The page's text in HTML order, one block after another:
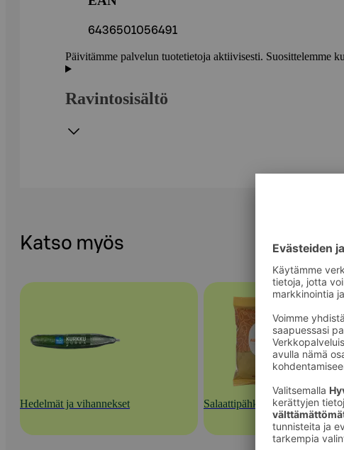
6436501056491
Päivitämme palvelun tuotetietoja aktiivisesti. Suosittelemme
Ravintosisältö
Katso myös
Hedelmät ja vihannekset Salaattipähkinät ja -lisukkeet